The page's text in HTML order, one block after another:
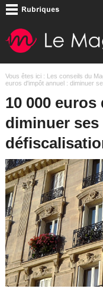
Vous êtes ici : Les conseils du
euros d'impôt annuel : diminuer
10 000
diminuer